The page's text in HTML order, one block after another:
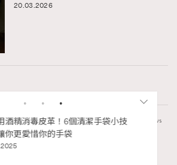
20.03.2026
70 views
座運程【8月9日至8月15